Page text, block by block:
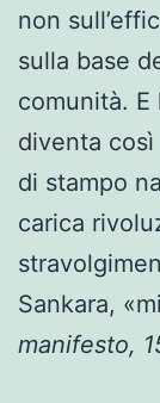
non
sulla base
comunità. E
diventa
di stampo
carica
Sankara,
manifesto,